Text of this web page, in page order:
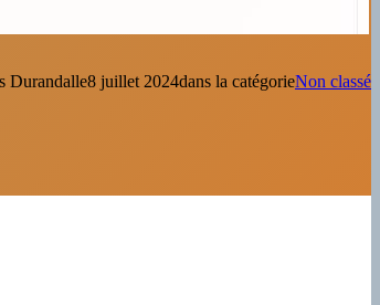
Durandalle8 juillet 2024dans la catégorieNon classé